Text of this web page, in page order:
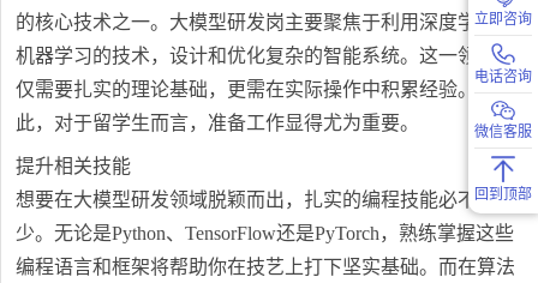
的核心技术之一。大模型研发岗主要聚焦于利用深度学习和
机器学习的技术，设计和优化复杂的智能系统。这一领域不
仅需要扎实的理论基础，更需在实际操作中积累经验。因
此，对于留学生而言，准备工作显得尤为重要。
提升相关技能
想要在大模型研发领域脱颖而出，扎实的编程技能必不可
少。无论是Python、TensorFlow还是PyTorch，熟练掌握这些
编程语言和框架将帮助你在技艺上打下坚实基础。而在算法
立即咨询
电话咨询
微信客服
回到顶部